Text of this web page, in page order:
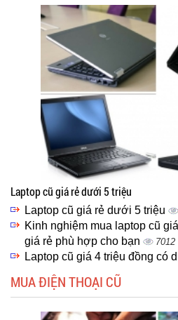
Laptop cũ giá rẻ dưới 5 triệu
Laptop cũ giá rẻ dưới 5 triệu
Kinh nghiệm mua laptop cũ
giá rẻ phù hợp cho bạn
7012
Laptop cũ giá 4 triệu đồng có
MUA ĐIỆN THOẠI CŨ